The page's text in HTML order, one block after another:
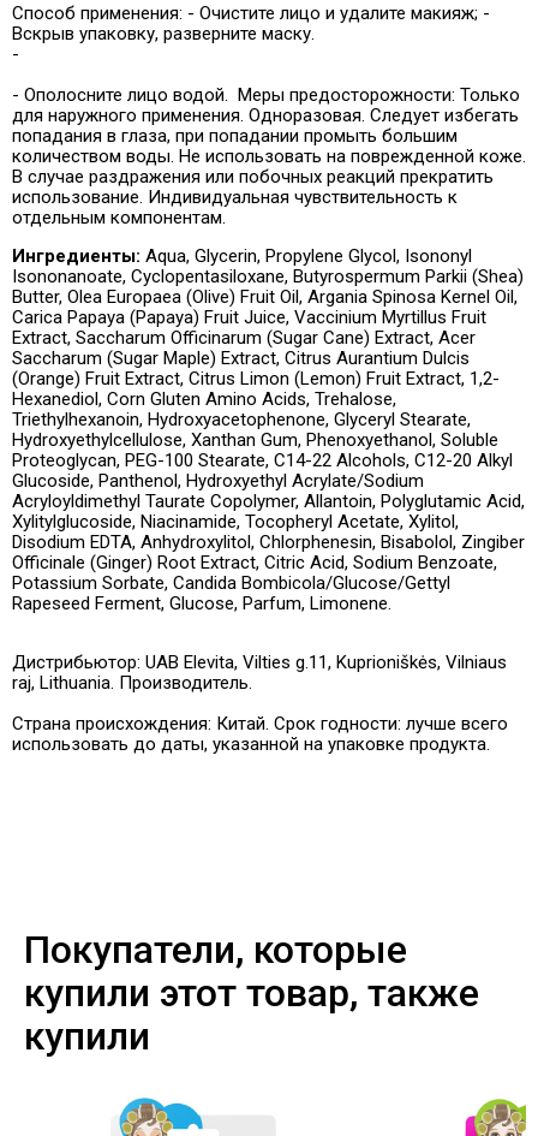
Способ применения: - Очистите лицо и удалите макияж; -
Вскрыв упаковку, разверните маску.
-
- Ополосните лицо водой. Меры предосторожности: Только
для наружного применения. Одноразовая. Следует избегать
попадания в глаза, при попадании промыть большим
количеством воды. Не использовать на поврежденной коже.
В случае раздражения или побочных реакций прекратить
использование. Индивидуальная чувствительность к
отдельным компонентам.
Ингредиенты: Aqua, Glycerin, Propylene Glycol, Isononyl
Isononanoate, Cyclopentasiloxane, Butyrospermum Parkii (Shea)
Butter, Olea Europaea (Olive) Fruit Oil, Argania Spinosa Kernel Oil,
Carica Papaya (Papaya) Fruit Juice, Vaccinium Myrtillus Fruit
Extract, Saccharum Officinarum (Sugar Cane) Extract, Acer
Saccharum (Sugar Maple) Extract, Citrus Aurantium Dulcis
(Orange) Fruit Extract, Citrus Limon (Lemon) Fruit Extract, 1,2-
Hexanediol, Corn Gluten Amino Acids, Trehalose,
Triethylhexanoin, Hydroxyacetophenone, Glyceryl Stearate,
Hydroxyethylcellulose, Xanthan Gum, Phenoxyethanol, Soluble
Proteoglycan, PEG-100 Stearate, C14-22 Alcohols, C12-20 Alkyl
Glucoside, Panthenol, Hydroxyethyl Acrylate/Sodium
Acryloyldimethyl Taurate Copolymer, Allantoin, Polyglutamic Acid,
Xylitylglucoside, Niacinamide, Tocopheryl Acetate, Xylitol,
Disodium EDTA, Anhydroxylitol, Chlorphenesin, Bisabolol, Zingiber
Officinale (Ginger) Root Extract, Citric Acid, Sodium Benzoate,
Potassium Sorbate, Candida Bombicola/Glucose/Gettyl
Rapeseed Ferment, Glucose, Parfum, Limonene.
Дистрибьютор: UAB Elevita, Vilties g.11, Kuprioniškės, Vilniaus
raj, Lithuania. Производитель.
Страна происхождения: Китай. Срок годности: лучше всего
использовать до даты, указанной на упаковке продукта.
Покупатели, которые
купили этот товар, также
купили